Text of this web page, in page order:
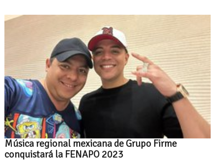
Música regional mexicana de Grupo Firme
conquistará la FENAPO 2023